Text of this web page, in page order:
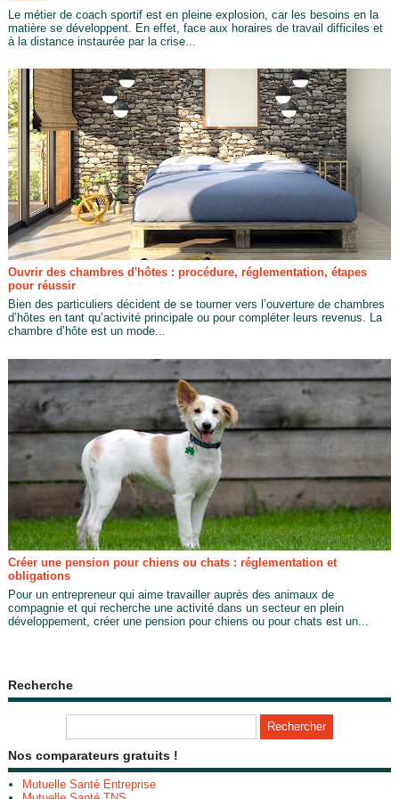
Le métier de coach sportif est en pleine explosion, car les besoins en la
matière se développent. En effet, face aux horaires de travail difficiles et
à la distance instaurée par la crise...
Ouvrir des chambres d'hôtes : procédure, réglementation, étapes
pour réussir
Bien des particuliers décident de se tourner vers l’ouverture de chambres
d’hôtes en tant qu’activité principale ou pour compléter leurs revenus. La
chambre d’hôte est un mode...
Créer une pension pour chiens ou chats : réglementation et
obligations
Pour un entrepreneur qui aime travailler auprès des animaux de
compagnie et qui recherche une activité dans un secteur en plein
développement, créer une pension pour chiens ou pour chats est un...
Recherche
Nos comparateurs gratuits !
Mutuelle Santé Entreprise